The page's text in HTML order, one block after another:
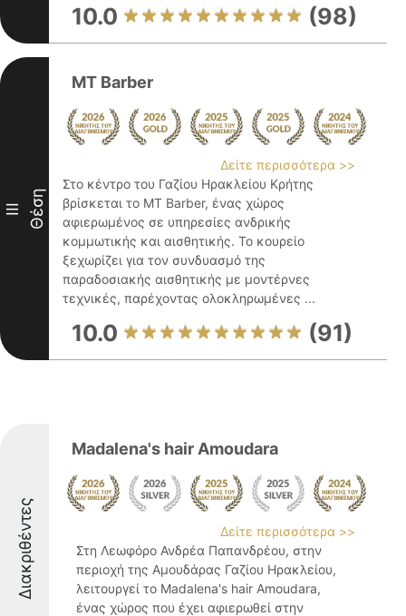
10.0 (98)
III Θέση
MT Barber
Δείτε περισσότερα >>
Στο κέντρο του Γαζίου Ηρακλείου Κρήτης
βρίσκεται το MT Barber, ένας χώρος
αφιερωμένος σε υπηρεσίες ανδρικής
κομμωτικής και αισθητικής. Το κουρείο
ξεχωρίζει για τον συνδυασμό της
παραδοσιακής αισθητικής με μοντέρνες
τεχνικές, παρέχοντας ολοκληρωμένες ...
10.0 (91)
Διακριθέντες
Madalena's hair Amoudara
Δείτε περισσότερα >>
Στη Λεωφόρο Ανδρέα Παπανδρέου, στην
περιοχή της Αμουδάρας Γαζίου Ηρακλείου,
λειτουργεί το Madalena's hair Amoudara,
ένας χώρος που έχει αφιερωθεί στην